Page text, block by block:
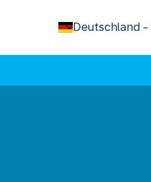
Deutschland -
keyboard_arrow_down